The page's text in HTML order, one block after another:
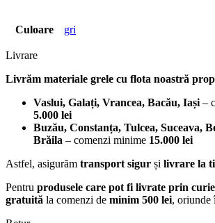
Culoare gri
Livrare
Livrăm materiale grele cu flota noastră
Vaslui, Galați, Vrancea, Bacău, Iași–
5.000 lei
Buzău, Constanța, Tulcea, Suceava,
Brăila – comenzi minime 15.000 lei
Astfel, asigurăm transport sigur și livrare la
Pentru produsele care pot fi livrate prin
gratuită la comenzi de minim 500 lei, oriunde